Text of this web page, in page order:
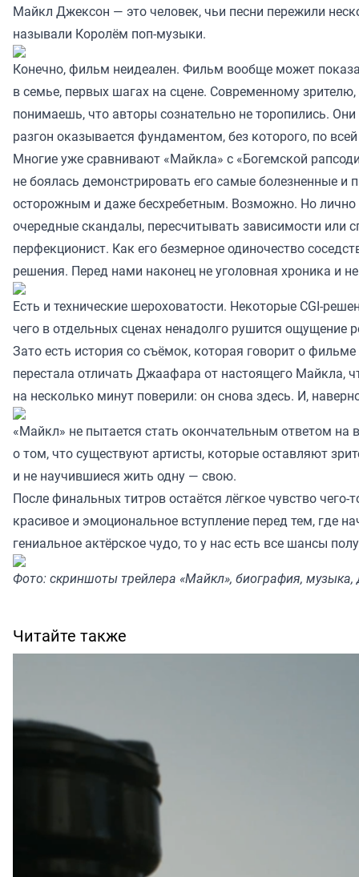
Майкл Джексон — это человек, чьи песни пережили
называли Королём поп-музыки.
Конечно, фильм неидеален. Фильм вообще может
в семье, первых шагах на сцене. Современному
понимаешь, что авторы сознательно не торопились.
разгон оказывается фундаментом, без которого, по
Многие уже сравнивают «Майкла» с «Богемской
не боялась демонстрировать его самые болезненные
осторожным и даже бесхребетным. Возможно. Но лично
очередные скандалы, пересчитывать зависимости или
перфекционист. Как его безмерное одиночество
решения. Перед нами наконец не уголовная хроника и
Есть и технические шероховатости. Некоторые CGI-
чего в отдельных сценах ненадолго рушится ощущение
Зато есть история со съёмок, которая говорит о
перестала отличать Джаафара от настоящего Майкла,
на несколько минут поверили: он снова здесь. И,
«Майкл» не пытается стать окончательным ответом
о том, что существуют артисты, которые оставляют
и не научившиеся жить одну — свою.
После финальных титров остаётся лёгкое чувство
красивое и эмоциональное вступление перед тем, где
гениальное актёрское чудо, то у нас есть все шансы
Фото: скриншоты трейлера «Майкл», биография, музыка,
Читайте также